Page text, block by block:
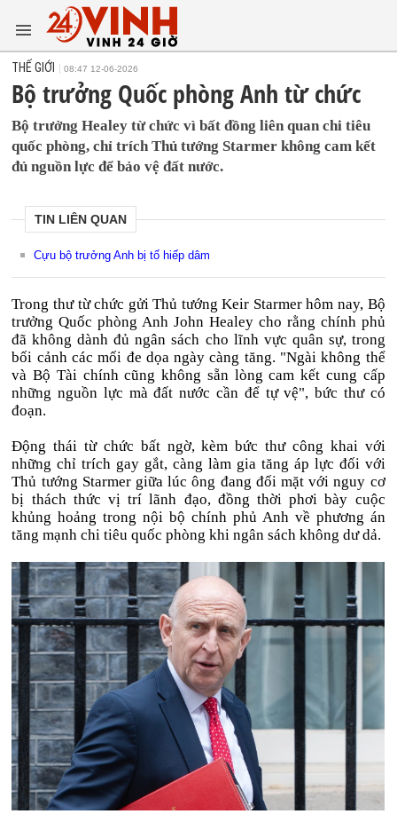
THẾ GIỚI 08:47 12-06-2026
Bộ trưởng Quốc phòng Anh từ chức
Bộ trưởng Healey từ chức vì bất đồng liên quan chi tiêu
quốc phòng, chỉ trích Thủ tướng Starmer không cam kết
đủ nguồn lực để bảo vệ đất nước.
TIN LIÊN QUAN
Cựu bộ trưởng Anh bị tố hiếp dâm
Trong thư từ chức gửi Thủ tướng Keir Starmer hôm nay, Bộ
trưởng Quốc phòng Anh John Healey cho rằng chính phủ
đã không dành đủ ngân sách cho lĩnh vực quân sự, trong
bối cảnh các mối đe dọa ngày càng tăng. "Ngài không thể
và Bộ Tài chính cũng không sẵn lòng cam kết cung cấp
những nguồn lực mà đất nước cần để tự vệ", bức thư có
đoạn.
Động thái từ chức bất ngờ, kèm bức thư công khai với
những chỉ trích gay gắt, càng làm gia tăng áp lực đối với
Thủ tướng Starmer giữa lúc ông đang đối mặt với nguy cơ
bị thách thức vị trí lãnh đạo, đồng thời phơi bày cuộc
khủng hoảng trong nội bộ chính phủ Anh về phương án
tăng mạnh chi tiêu quốc phòng khi ngân sách không dư dả.